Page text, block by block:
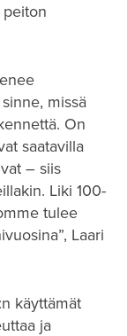
missä
On
saatavilla
– siis
Liki 100-
tulee
Laari
käyttämät
ja